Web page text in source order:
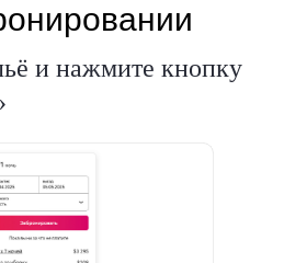
и нажмите кнопку